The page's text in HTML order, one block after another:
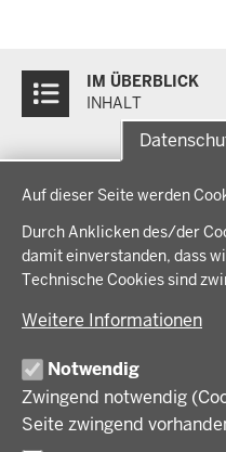
Auf dieser Seite werden
Durch Anklicken des/der
damit einverstanden, dass
Technische Cookies sind
Weitere Informationen
Notwendig
Zwingend notwendig
Seite zwingend
Inhalte
IM ÜBERBLICK
INHALT
Menü
der
Fußzeile
THEMEN
Bauen, Planen und Verkehr
Bildung, Schule und Sport
Regionalplanung und
Wirtschaft, Kultur und
IM FOKUS
Energiewende AG
Zusammenarbeit mit den
BEZIRKSREGIERUNG
Regierungsbezirk Münster
Geschichte und Gegenwart
Behördenleitung
Organisation
Förderlotsinnen und
KARRIERE UND